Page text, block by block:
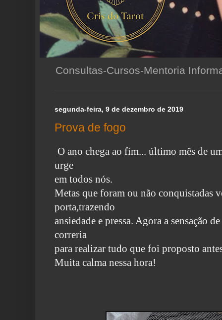
Consultas-Cursos-Mentoria
segunda-feira, 9 de dezembro de 2019
Prova de fogo
O ano chega ao fim... último mês de
urge
em todos nós.
Metas que foram ou não conquistadas
porta,trazendo
ansiedade e pressa. Agora a sensação
correria
para realizar tudo que foi proposto
Muita calma nessa hora!